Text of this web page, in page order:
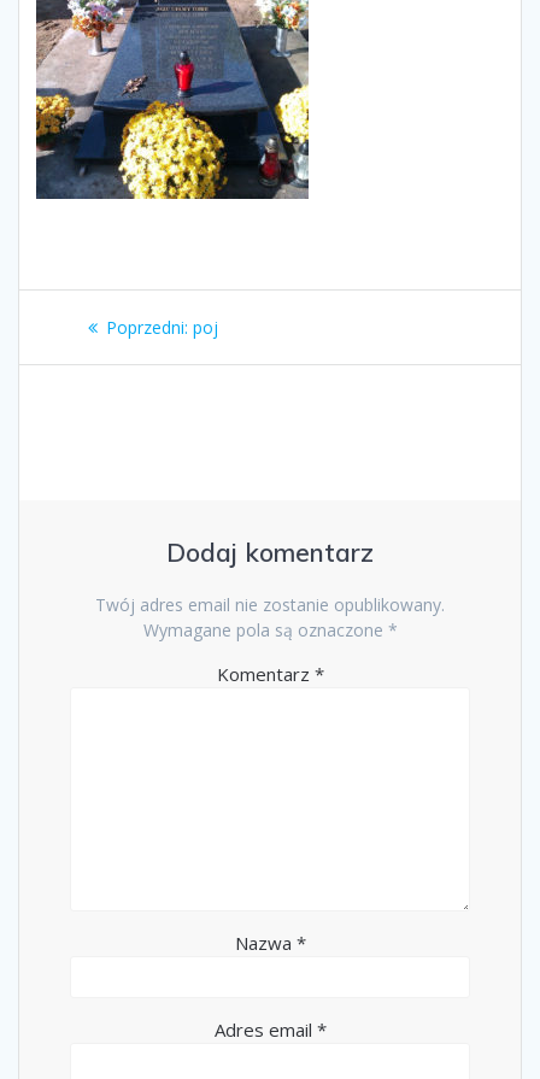
Nawigacja
wpisu
Poprzedni: Poprzedni
poj
Dodaj komentarz
Twój adres email nie zostanie opublikowany.
Wymagane pola są oznaczone *
Komentarz *
Nazwa *
Adres email *